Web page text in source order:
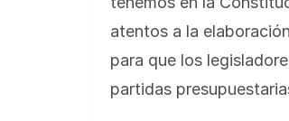
atentos a la
para que los
partidas